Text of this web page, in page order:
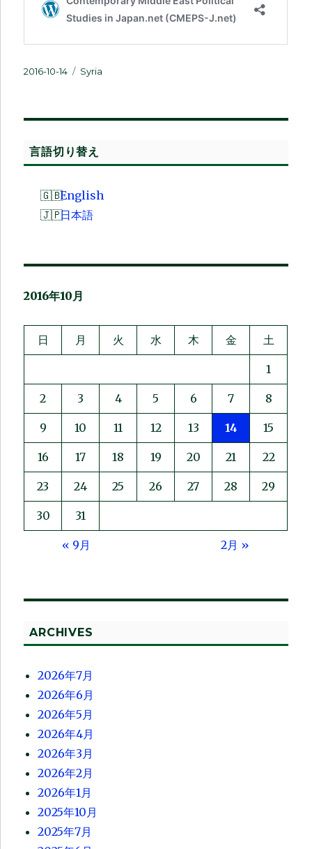
投
2016-10-14
カ
Syria
言語切り替え
English
日本語
2016年10月
日 月 火 水 木 金 土
1
2 3 4 5 6 7 8
9 10 11 12 13 14 15
16 17 18 19 20 21 22
23 24 25 26 27 28 29
30 31
« 9月 2月 »
ARCHIVES
2026年7月
2026年6月
2026年5月
2026年4月
2026年3月
2026年2月
2026年1月
2025年10月
2025年7月